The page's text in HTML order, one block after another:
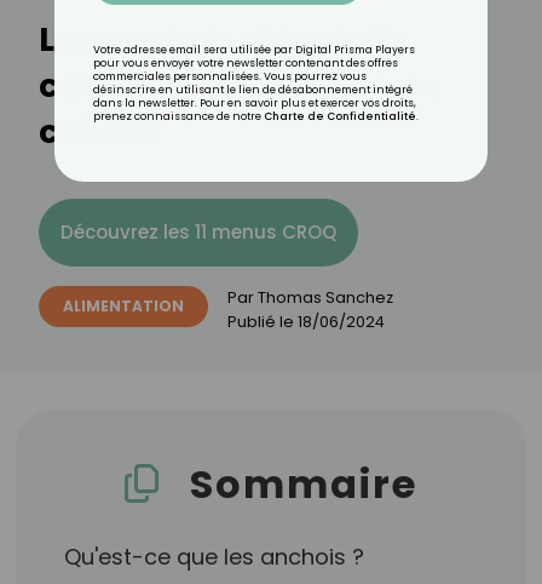
Les anchois : bienfaits,
calories et utilisation en
cuisine
Découvrez les 11 menus CROQ
ALIMENTATION ParThomas Sanchez
Publié le 18/06/2024
Sommaire
Qu'est-ce que les anchois ?
Votre adresse email sera utilisée par Digital Prisma Players
pour vous envoyer votre newsletter contenant des offres
commerciales personnalisées. Vous pourrez vous
désinscrire en utilisant le lien de désabonnement intégré
dans la newsletter. Pour en savoir plus et exercer vos droits,
prenez connaissance de notre Charte de Confidentialité.